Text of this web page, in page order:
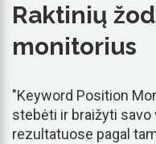
Raktinių
monitorius
"Keyword Position
stebėti ir braižyti
rezultatuose pagal